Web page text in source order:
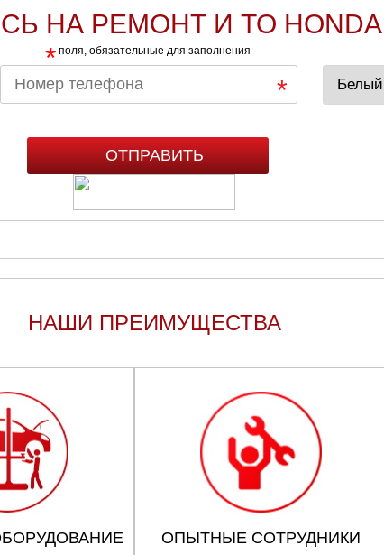
НА РЕМОНТ И ТО HONDA
* поля, обязательные для заполнения
НАШИ ПРЕИМУЩЕСТВА
ОПЫТНЫЕ СОТРУДНИКИ